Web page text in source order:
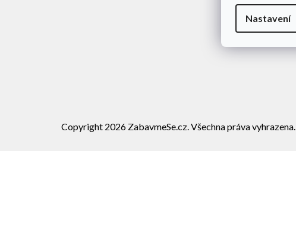
Nastavení
Copyright 2026 ZabavmeSe.cz. Všechna práva vyhrazena.